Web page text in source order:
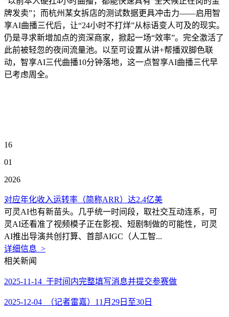
牌发卖”；而杭州某女拆店的测试数据更具冲击力——启用智
享AI曲播三代后，让“24小时不打烊”从标语变人可及的现实。
仍是寻求新增加点的资深商家，掀起一场“效率”。完全激活了
此前被轻忽的夜间流量池。以至可设置从讲+帮播双脚色联
动，智享AI三代曲播10分钟落地，这一点智享AI曲播三代早
已考虑周全。
16
01
2026
对应年化收入运转率（简称ARR）达2.4亿美
可灵AI也有新苗头。几乎统一时间段，取社交互动连系，可
灵AI还看准了视频模子正在影视、短剧制做的可能性，可灵
AI推出导演共创打算、首部AIGC（人工智...
详细信息 >
相关新闻
2025-11-14 于时间内完整填写消息并提交参赛做
2025-12-04 （记者雷嘉）11月29日至30日